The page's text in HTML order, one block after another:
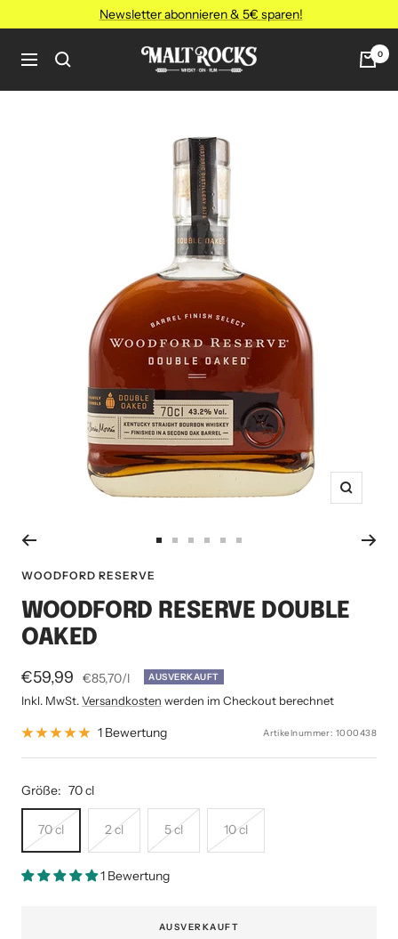
zum
Inhalt
Newsletter abonnieren & 5€ sparen!
Navigation
MALT
ROCKS
0
Zoom
gehen
gehengehengehengehengehen
WOODFORD RESERVE
WOODFORD RESERVE DOUBLE
OAKED
Angebotspreis
€59,99 €85,70/l AUSVERKAUFT
Inkl. MwSt.Versandkosten werden im Checkout berechnet
1 Bewertung Artikelnummer: 1000438
Größe: 70 cl
70 cl 2 cl 5 cl 10 cl
1 Bewertung
AUSVERKAUFT